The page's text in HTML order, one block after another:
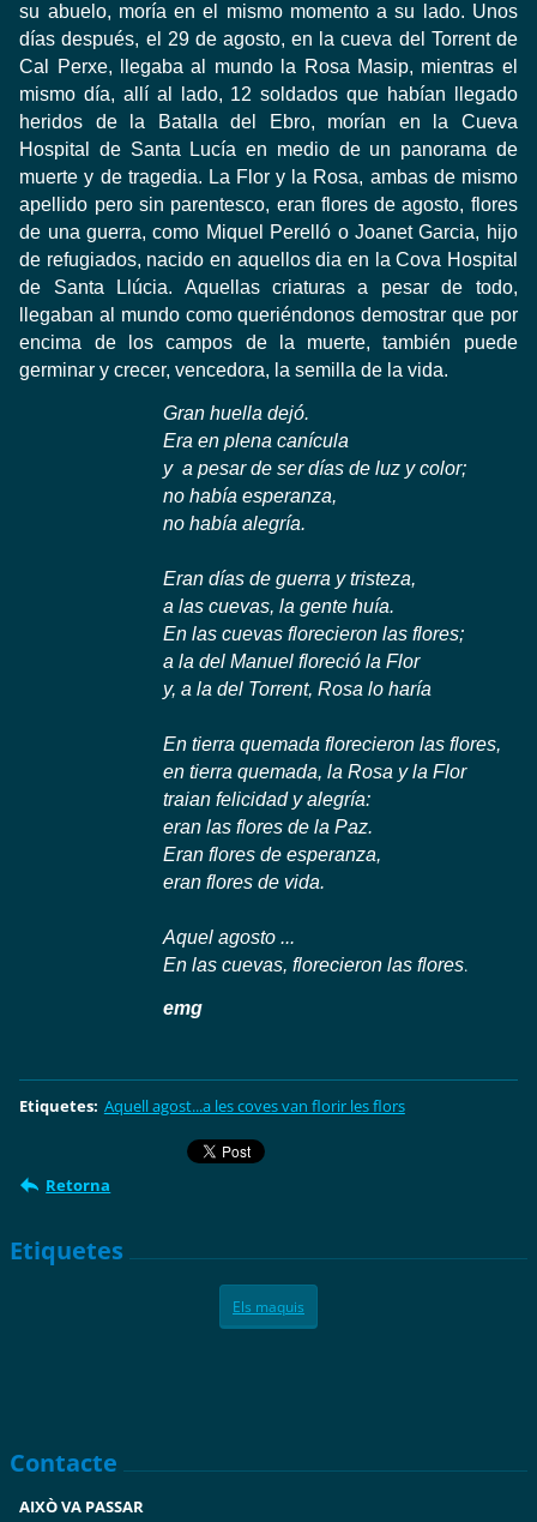
su abuelo, moría en el mismo momento a su lado. Unos
días después, el 29 de agosto,en la cueva del Torrent de
Cal
Perxe, llegaba al mundo la Rosa Masip, mientras el
mismo día, allí al lado, 12 soldados que habían
llegado
heridos de
la Batalla del Ebro, morían en
la Cueva
Hospital
de Santa Lucía en medio de un panorama de
muerte y de tragedia. La Flor y la Rosa, ambas de mismo
apellido pero sin parentesco, eran flores de agosto, flores
de una guerra, como Miquel Perelló o Joanet Garcia, hijo
de refugiados, nacido en aquellos dia en la Cova Hospital
de Santa Llúcia. Aquellas criaturas a pesar de todo,
llegaban al mundo como queriéndonos demostrar que por
encima de los
campos de la muerte, también puede
germinar y crecer,vencedora, la semilla de la vida.
Gran huella dejó.
Era en plena canícula
y a pesar de ser días de luz y color;
no había esperanza,
no había alegría.
Eran días de guerra y tristeza,
a las cuevas,la gente huía.
En las cuevas florecieron las flores;
a la del Manuel floreció la Flor
y,a la del Torrent, Rosalo haría
En tierra quemada florecieron las flores,
en tierra quemada,la Rosa y la Flor
traian felicidad y alegría:
eran las flores de la Paz.
Eran flores de esperanza,
eran flores de vida.
Aquel agosto ...
En las cuevas, florecieronlas flores.
emg
Etiquetes: Aquell agost...a les coves van florir les flors
Retorna
Etiquetes
Els maquis
Contacte
AIXÒ VA PASSAR